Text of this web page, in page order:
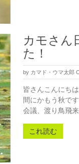
カモさん
た！
by カマド・ウマ太郎
皆さんこんにち
間にかもう秋で
会議、渡り鳥飛
これ読む